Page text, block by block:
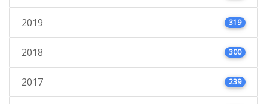
2019 319
2018 300
2017 239